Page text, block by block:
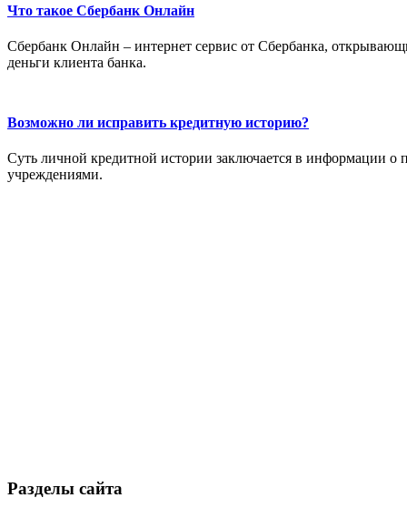
Что такое Сбербанк Онлайн
Сбербанк Онлайн – интернет сервис от Сбербанка,
деньги клиента банка.
Возможно ли исправить кредитную историю?
Суть личной кредитной истории заключается в информации
учреждениями.
Разделы сайта